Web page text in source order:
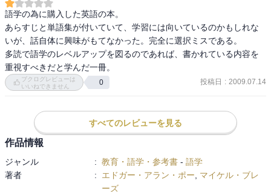
語学の為に購入した英語の本。
あらすじと単語集が付いていて、学習には向いているのかもしれな
いが、話自体に興味がもてなかった。完全に選択ミスである。
多読で語学のレベルアップを図るのであれば、書かれている内容を
重視すべきだと学んだ一冊。
ブクログレビューは
いいねできません
0 投稿日 : 2009.07.14
すべてのレビューを見る
作品情報
ジャンル : 教育・語学・参考書 - 語学
著者
: エドガー・アラン・ポー
マイケル・ブレ
ーズ